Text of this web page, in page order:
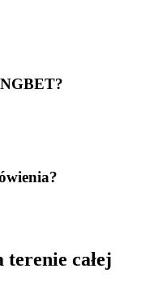
terenie całej